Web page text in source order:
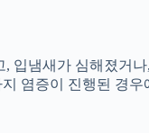
입냄새가 심해졌거
염증이 진행된 경